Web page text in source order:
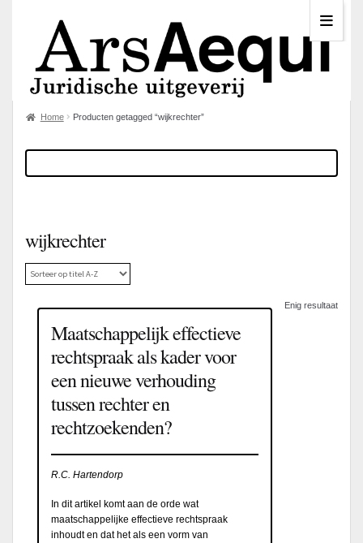
Home Producten getagged “wijkrechter”
wijkrechter
Enig resultaat
Maatschappelijk effectieve
rechtspraak als kader voor
een nieuwe verhouding
tussen rechter en
rechtzoekenden?
R.C. Hartendorp
In dit artikel komt aan de orde wat
maatschappelijke effectieve rechtspraak
inhoudt en dat het als een vorm van